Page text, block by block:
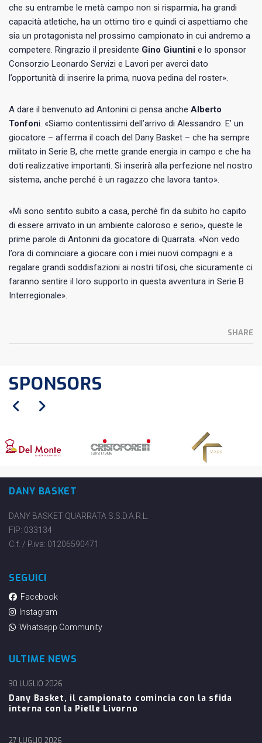
che su entrambe le metà campo non si risparmia, ha grandi
capacità atletiche, ha un ottimo tiro e quindi ci aspettiamo che
sia un protagonista nel prossimo campionato in cui andremo a
competere. Ringrazio il presidente Gino Giuntini e lo sponsor
Consorzio Leonardo Servizi e Lavori per averci dato
l’opportunità di inserire la prima, nuova pedina del roster».
A dare il benvenuto ad Antonini ci pensa anche Alberto
Tonfoni. «Siamo contentissimi dell’arrivo di Alessandro. E’ un
giocatore – afferma il coach del Dany Basket – che ha sempre
militato in Serie B, che mette grande energia in campo e che ha
doti realizzative importanti. Si inserirà alla perfezione nel nostro
sistema, anche perché è un ragazzo che lavora tanto».
«Mi sono sentito subito a casa, perché fin da subito ho capito
di essere arrivato in un ambiente caloroso e serio», queste le
prime parole di Antonini da giocatore di Quarrata. «Non vedo
l’ora di cominciare a giocare con i miei nuovi compagni e a
regalare grandi soddisfazioni ai nostri tifosi, che sicuramente ci
faranno sentire il loro supporto in questa avventura in Serie B
Interregionale».
SHARE
SPONSORS
DANY BASKET
DANY BASKET QUARRATA S.S.D.A.R.L.
FIP: 033134
C.f. / P.iva: 01206590471
SEGUICI
Facebook
Instagram
Whatsapp Community
ULTIME NEWS
Dany Basket, il campionato comincia con la sfida
interna con la Pielle Livorno
30 LUGLIO 2026
27 LUGLIO 2026